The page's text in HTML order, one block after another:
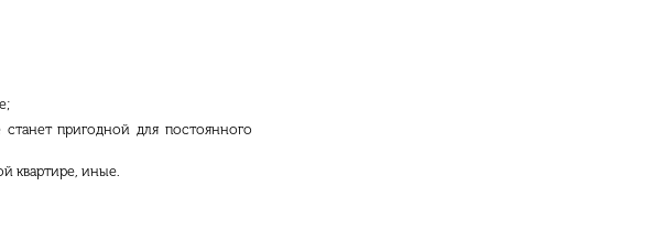
пригодной для постоянного
квартире, иные.